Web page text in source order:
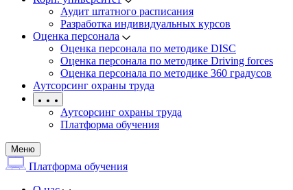
Аудит штатного расписания
Разработка индивидуальных курсов
Оценка персонала
Оценка персонала по методике DISC
Оценка персонала по методике Driving forces
Оценка персонала по методике 360 градусов
Аутсорсинг охраны труда
Аутсорсинг охраны труда
Платформа обучения
Меню
Платформа обучения